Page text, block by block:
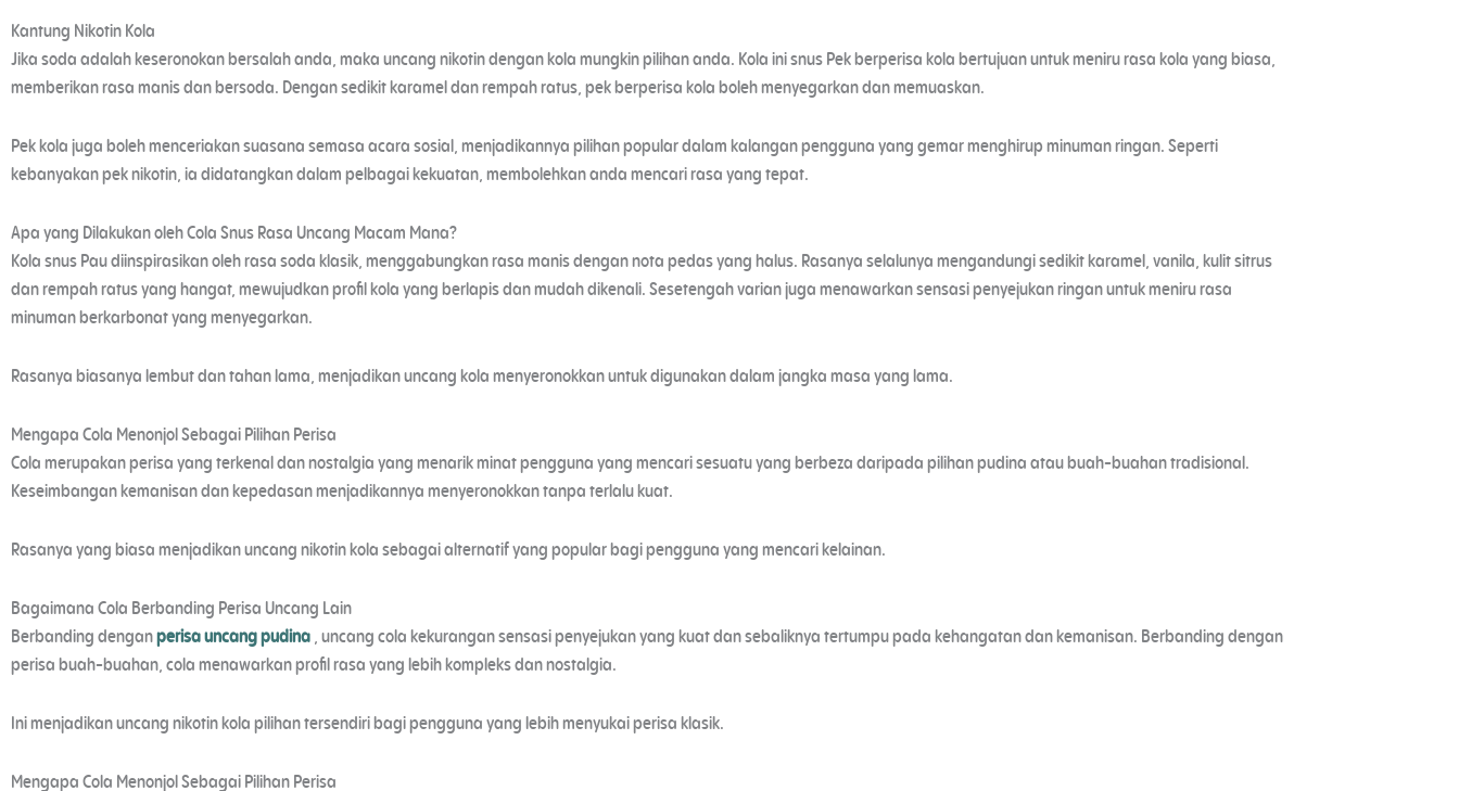
Kantung Nikotin Kola
Jika soda adalah keseronokan bersalah anda, maka uncang nikotin dengan kola mungkin pilihan anda. Kola ini snus Pek berperisa kola bertujuan untuk meniru rasa kola yang biasa,
memberikan rasa manis dan bersoda. Dengan sedikit karamel dan rempah ratus, pek berperisa kola boleh menyegarkan dan memuaskan.
Pek kola juga boleh menceriakan suasana semasa acara sosial, menjadikannya pilihan popular dalam kalangan pengguna yang gemar menghirup minuman ringan. Seperti
kebanyakan pek nikotin, ia didatangkan dalam pelbagai kekuatan, membolehkan anda mencari rasa yang tepat.
Apa yang Dilakukan oleh Cola Snus Rasa Uncang Macam Mana?
Kola snus Pau diinspirasikan oleh rasa soda klasik, menggabungkan rasa manis dengan nota pedas yang halus. Rasanya selalunya mengandungi sedikit karamel, vanila, kulit sitrus
dan rempah ratus yang hangat, mewujudkan profil kola yang berlapis dan mudah dikenali. Sesetengah varian juga menawarkan sensasi penyejukan ringan untuk meniru rasa
minuman berkarbonat yang menyegarkan.
Rasanya biasanya lembut dan tahan lama, menjadikan uncang kola menyeronokkan untuk digunakan dalam jangka masa yang lama.
Mengapa Cola Menonjol Sebagai Pilihan Perisa
Cola merupakan perisa yang terkenal dan nostalgia yang menarik minat pengguna yang mencari sesuatu yang berbeza daripada pilihan pudina atau buah-buahan tradisional.
Keseimbangan kemanisan dan kepedasan menjadikannya menyeronokkan tanpa terlalu kuat.
Rasanya yang biasa menjadikan uncang nikotin kola sebagai alternatif yang popular bagi pengguna yang mencari kelainan.
Bagaimana Cola Berbanding Perisa Uncang Lain
Berbanding denganperisa uncang pudina, uncang cola kekurangan sensasi penyejukan yang kuat dan sebaliknya tertumpu pada kehangatan dan kemanisan. Berbanding dengan
perisa buah-buahan, cola menawarkan profil rasa yang lebih kompleks dan nostalgia.
Ini menjadikan uncang nikotin kola pilihan tersendiri bagi pengguna yang lebih menyukai perisa klasik.
Mengapa Cola Menonjol Sebagai Pilihan Perisa